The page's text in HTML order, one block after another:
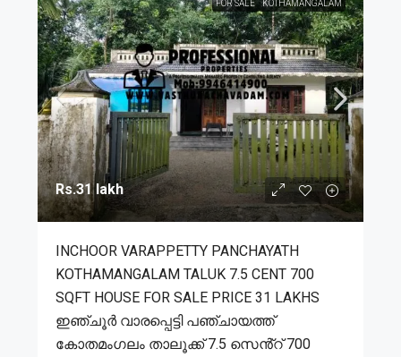
FOR SALE KOTHAMANGALAM
Rs.31 lakh
INCHOOR VARAPPETTY PANCHAYATH
KOTHAMANGALAM TALUK 7.5 CENT 700
SQFT HOUSE FOR SALE PRICE 31 LAKHS
ഇഞ്ചൂർ വാരപ്പെട്ടി പഞ്ചായത്ത്
കോതമംഗലം താലൂക്ക് 7.5 സെൻ്റ് 700